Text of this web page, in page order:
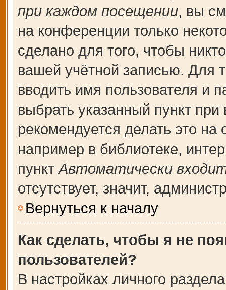
при каждом посещении, вы
на конференции только
сделано для того, чтобы
вашей учётной записью. Для
вводить имя пользователя и
выбрать указанный пункт
рекомендуется делать это
например в библиотеке,
пунктАвтоматически
отсутствует, значит,
Вернуться к началу
Как сделать, чтобы я не
пользователей?
В настройках личного